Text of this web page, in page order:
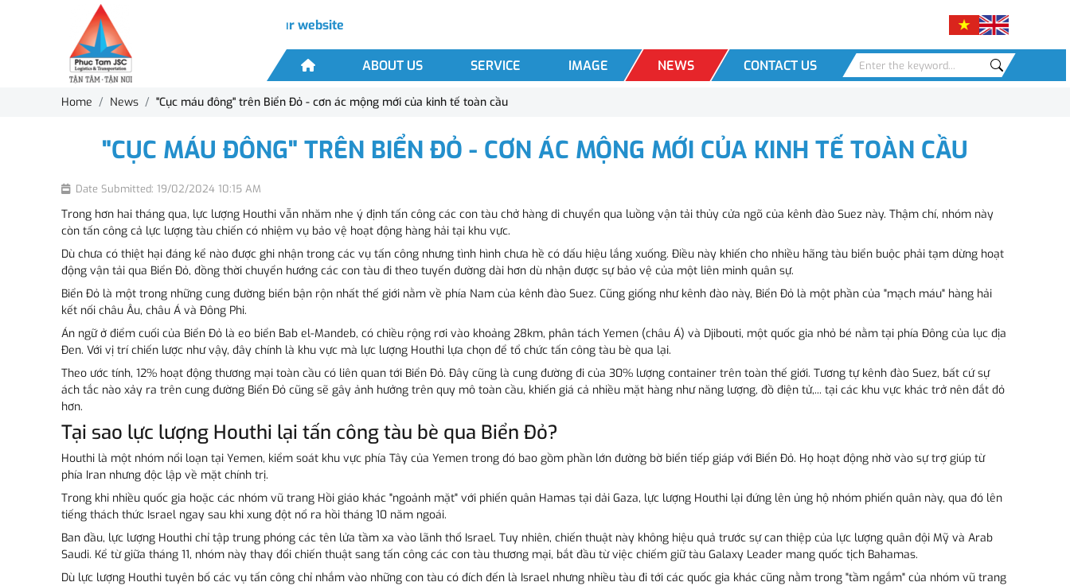
Welcome to our website
ABOUT US SERVICE IMAGE NEWS CONTACT US
Home News "Cục máu đông" trên Biển Đỏ - cơn ác mộng mới của kinh tế toàn cầu
"CỤC MÁU ĐÔNG" TRÊN BIỂN ĐỎ - CƠN ÁC MỘNG MỚI CỦA KINH TẾ TOÀN CẦU
Date Submitted: 19/02/2024 10:15 AM
Trong hơn hai tháng qua, lực lượng Houthi vẫn nhăm nhe ý định tấn công các con tàu chở hàng di chuyển qua luồng vận tải thủy cửa ngõ của kênh đào Suez này. Thậm chí, nhóm này
còn tấn công cả lực lượng tàu chiến có nhiệm vụ bảo vệ hoạt động hàng hải tại khu vực.
Dù chưa có thiệt hại đáng kể nào được ghi nhận trong các vụ tấn công nhưng tình hình chưa hề có dấu hiệu lắng xuống. Điều này khiến cho nhiều hãng tàu biển buộc phải tạm dừng hoạt
động vận tải qua Biển Đỏ, đồng thời chuyển hướng các con tàu đi theo tuyến đường dài hơn dù nhận được sự bảo vệ của một liên minh quân sự.
Biển Đỏ là một trong những cung đường biển bận rộn nhất thế giới nằm về phía Nam của kênh đào Suez. Cũng giống như kênh đào này, Biển Đỏ là một phần của "mạch máu" hàng hải
kết nối châu Âu, châu Á và Đông Phi.
Án ngữ ở điểm cuối của Biển Đỏ là eo biển Bab el-Mandeb, có chiều rộng rơi vào khoảng 28km, phân tách Yemen (châu Á) và Djibouti, một quốc gia nhỏ bé nằm tại phía Đông của lục địa
Đen. Với vị trí chiến lược như vậy, đây chính là khu vực mà lực lượng Houthi lựa chọn để tổ chức tấn công tàu bè qua lại.
Theo ước tính, 12% hoạt động thương mại toàn cầu có liên quan tới Biển Đỏ. Đây cũng là cung đường đi của 30% lượng container trên toàn thế giới. Tương tự kênh đào Suez, bất cứ sự
ách tắc nào xảy ra trên cung đường Biển Đỏ cũng sẽ gây ảnh hưởng trên quy mô toàn cầu, khiến giá cả nhiều mặt hàng như năng lượng, đồ điện tử,... tại các khu vực khác trở nên đắt đỏ
hơn.
Tại sao lực lượng Houthi lại tấn công tàu bè qua Biển Đỏ?
Houthi là một nhóm nổi loạn tại Yemen, kiểm soát khu vực phía Tây của Yemen trong đó bao gồm phần lớn đường bờ biển tiếp giáp với Biển Đỏ. Họ hoạt động nhờ vào sự trợ giúp từ
phía Iran nhưng độc lập về mặt chính trị.
Trong khi nhiều quốc gia hoặc các nhóm vũ trang Hồi giáo khác "ngoảnh mặt" với phiến quân Hamas tại dải Gaza, lực lượng Houthi lại đứng lên ủng hộ nhóm phiến quân này, qua đó lên
tiếng thách thức Israel ngay sau khi xung đột nổ ra hồi tháng 10 năm ngoái.
Ban đầu, lực lượng Houthi chỉ tập trung phóng các tên lửa tầm xa vào lãnh thổ Israel. Tuy nhiên, chiến thuật này không hiệu quả trước sự can thiệp của lực lượng quân đội Mỹ và Arab
Saudi. Kể từ giữa tháng 11, nhóm này thay đổi chiến thuật sang tấn công các con tàu thương mại, bắt đầu từ việc chiếm giữ tàu Galaxy Leader mang quốc tịch Bahamas.
Dù lực lượng Houthi tuyên bố các vụ tấn công chỉ nhắm vào những con tàu có đích đến là Israel nhưng nhiều tàu đi tới các quốc gia khác cũng nằm trong "tầm ngắm" của nhóm vũ trang